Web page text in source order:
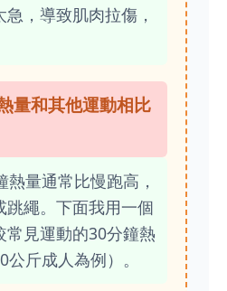
，導致肌肉拉傷，
量和其他運動相比
熱量通常比慢跑高，
跳繩。下面我用一個
常見運動的30分鐘熱
斤成人為例）。